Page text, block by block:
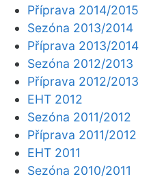
Příprava 2014/2015
Sezóna 2013/2014
Příprava 2013/2014
Sezóna 2012/2013
Příprava 2012/2013
EHT 2012
Sezóna 2011/2012
Příprava 2011/2012
EHT 2011
Sezóna 2010/2011